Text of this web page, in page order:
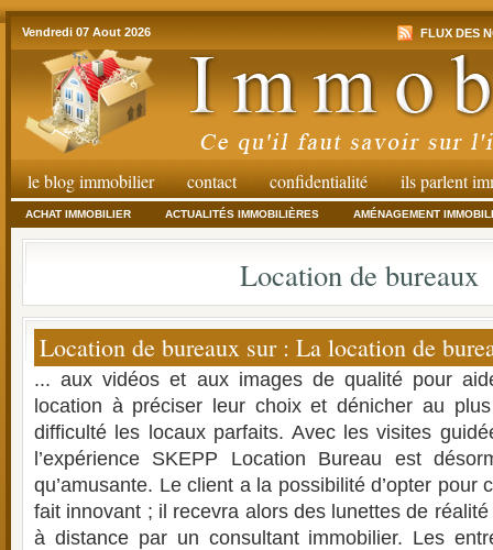
Vendredi 07 Aout 2026 FLUX DES
le blog immobilier contact confidentialité ils parlent
ACHAT IMMOBILIER ACTUALITÉS IMMOBILIÈRES AMÉNAGEMENT
Location de bureaux
Location de bureaux sur : La location de
... aux vidéos et aux images de qualité pour
location à préciser leur choix et dénicher au
difficulté les locaux parfaits. Avec les visites
l’expérience SKEPP Location Bureau est
qu’amusante. Le client a la possibilité d’opter pour
fait innovant ; il recevra alors des lunettes de
à distance par un consultant immobilier. Les